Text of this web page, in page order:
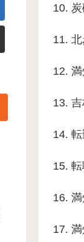
10.
11.
12.
13.
14.
15.
16.
17.